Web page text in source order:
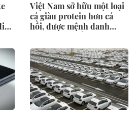
tải
Việt Nam sở hữu một loại
cá giàu protein hơn cá
hồi, được mệnh danh
về hơn 500 triệu USD,
người Mỹ cực kỳ ưa
chuộng